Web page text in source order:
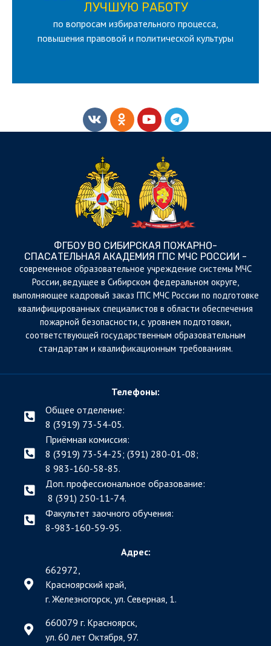
ЛУЧШУЮ РАБОТУ
по вопросам избирательного процесса,
повышения правовой и политической культуры
ВСЕРОССИЙСКИЙ КОНКУРС НА
ЛУЧШУЮ РАБОТУ
ФГБОУ ВО СИБИРСКАЯ ПОЖАРНО-
СПАСАТЕЛЬНАЯ АКАДЕМИЯ ГПС МЧС РОССИИ -
cовременное образовательное учреждение системы МЧС
России, ведущее в Сибирском федеральном округе,
выполняющее кадровый заказ ГПС МЧС России по подготовке
квалифицированных специалистов в области обеспечения
пожарной безопасности, с уровнем подготовки,
соответствующей государственным образовательным
стандартам и квалификационным требованиям.
Телефоны:
Общее отделение:
8 (3919) 73-54-05.
Приёмная комиссия:
8 (3919) 73-54-25; (391) 280-01-08;
8 983-160-58-85.
Доп. профессиональное образование:
8 (391) 250-11-74.
Факультет заочного обучения:
8-983-160-59-95.
Адрес:
662972,
Красноярский край,
г. Железногорск, ул. Северная, 1.
660079 г. Красноярск,
ул. 60 лет Октября, 97.